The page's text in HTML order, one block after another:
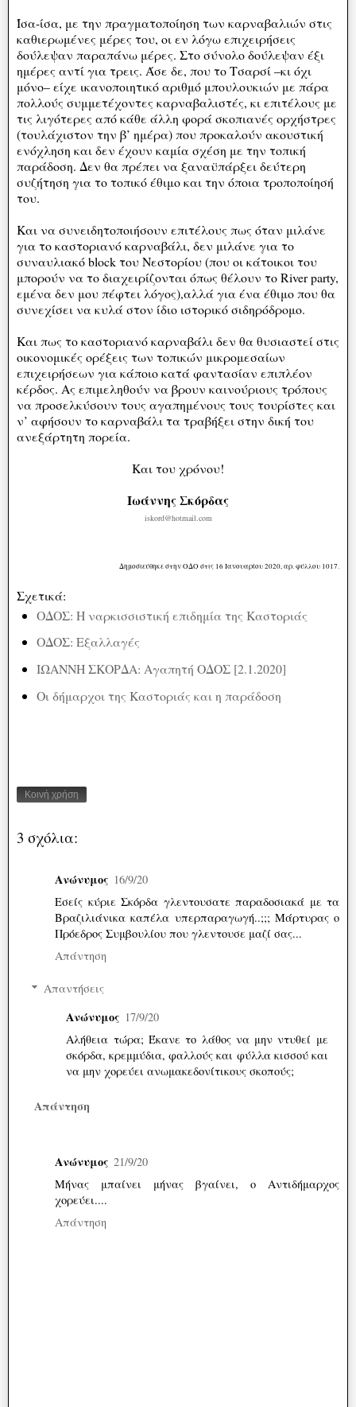
Ίσα-ίσα, με την πραγματοποίηση των καρναβαλιών στις
καθιερωμένες μέρες του, οι εν λόγω επιχειρήσεις
δούλεψαν παραπάνω μέρες. Στο σύνολο δούλεψαν έξι
ημέρες αντί για τρεις. Άσε δε, που το Τσαρσί –κι όχι
μόνο– είχε ικανοποιητικό αριθμό μπουλουκιών με πάρα
πολλούς συμμετέχοντες καρναβαλιστές, κι επιτέλους με
τις λιγότερες από κάθε άλλη φορά σκοπιανές ορχήστρες
(τουλάχιστον την β’ ημέρα) που προκαλούν ακουστική
ενόχληση και δεν έχουν καμία σχέση με την τοπική
παράδοση. Δεν θα πρέπει να ξαναϋπάρξει δεύτερη
συζήτηση για το τοπικό έθιμο και την όποια τροποποίησή
του.
Και να συνειδητοποιήσουν επιτέλους πως όταν μιλάνε
για το καστοριανό καρναβάλι, δεν μιλάνε για το
συναυλιακό block του Νεστορίου (που οι κάτοικοι του
μπορούν να το διαχειρίζονται όπως θέλουν το River party,
εμένα δεν μου πέφτει λόγος),αλλά για ένα έθιμο που θα
συνεχίσει να κυλά στον ίδιο ιστορικό σιδηρόδρομο.
Και πως το καστοριανό καρναβάλι δεν θα θυσιαστεί στις
οικονομικές ορέξεις των τοπικών μικρομεσαίων
επιχειρήσεων για κάποιο κατά φαντασίαν επιπλέον
κέρδος. Ας επιμεληθούν να βρουν καινούριους τρόπους
να προσελκύσουν τους αγαπημένους τους τουρίστες και
ν’ αφήσουν το καρναβάλι τα τραβήξει στην δική του
ανεξάρτητη πορεία.
Και του χρόνου!
Ιωάννης Σκόρδας
iskord@hotmail.com
Δημοσιεύθηκε στην ΟΔΟ στις 16 Ιανουαρίου 2020, αρ. φύλλου 1017.
Σχετικά:
ΟΔΟΣ: Η ναρκισσιστική επιδημία της Καστοριάς
ΟΔΟΣ: Εξαλλαγές
ΙΩΑΝΝΗ ΣΚΟΡΔΑ: Αγαπητή ΟΔΟΣ [2.1.2020]
Οι δήμαρχοι της Καστοριάς και η παράδοση
Κοινή χρήση
3 σχόλια:
Ανώνυμος 16/9/20
Εσείς κύριε Σκόρδα γλεντουσατε παραδοσιακά με τα
Βραζιλιάνικα καπέλα υπερπαραγωγή..;;; Μάρτυρας ο
Πρόεδρος Συμβουλίου που γλεντουσε μαζί σας...
Απάντηση
Απαντήσεις
Ανώνυμος 17/9/20
Αλήθεια τώρα; Έκανε το λάθος να μην ντυθεί με
σκόρδα, κρεμμύδια, φαλλούς και φύλλα κισσού και
να μην χορεύει ανωμακεδονίτικους σκοπούς;
Απάντηση
Ανώνυμος 21/9/20
Μήνας μπαίνει μήνας βγαίνει, ο Αντιδήμαρχος
χορεύει....
Απάντηση